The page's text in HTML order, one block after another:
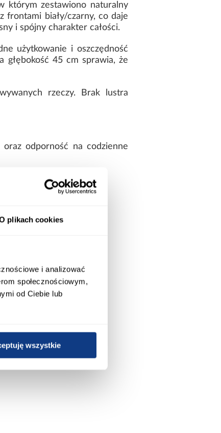
plikach cookies
i analizować
społecznościowym,
od Ciebie lub
wszystkie
którym zestawiono naturalny
frontami biały/czarny, co daje
i spójny charakter całości.
użytkowanie i oszczędność
głębokość 45 cm sprawia, że
rzeczy. Brak lustra
oraz odporność na codzienne